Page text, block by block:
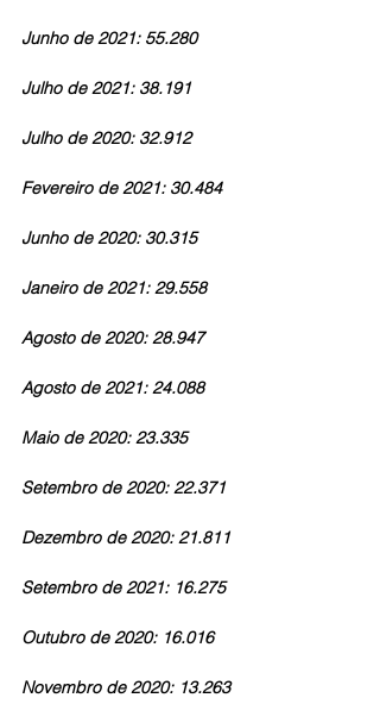
Junho de 2021: 55.280
Julho de 2021: 38.191
Julho de 2020: 32.912
Fevereiro de 2021: 30.484
Junho de 2020: 30.315
Janeiro de 2021: 29.558
Agosto de 2020: 28.947
Agosto de 2021: 24.088
Maio de 2020: 23.335
Setembro de 2020: 22.371
Dezembro de 2020: 21.811
Setembro de 2021: 16.275
Outubro de 2020: 16.016
Novembro de 2020: 13.263